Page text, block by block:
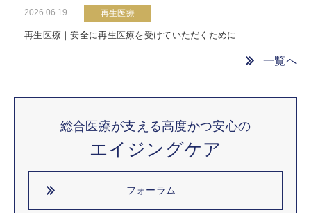
2026.06.19 再生医療
再生医療｜安全に再生医療を受けていただくために
一覧へ
総合医療が支える高度かつ安心の
エイジングケア
フォーラム